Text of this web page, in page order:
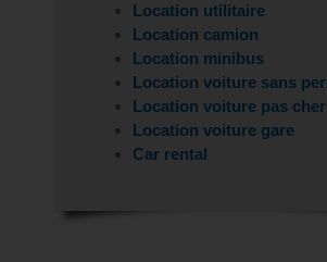
Location utilitaire
Location camion
Location minibus
Location voiture sans
Location voiture pas cher
Location voiture gare
Car rental